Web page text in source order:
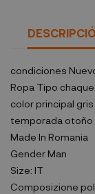
condiciones
Ropa Tipo
color principal gris
temporada otoño
Made In Romania
Gender Man
Size: IT
Composizione